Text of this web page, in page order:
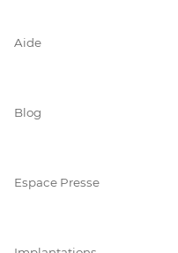
Aide
Blog
Espace Presse